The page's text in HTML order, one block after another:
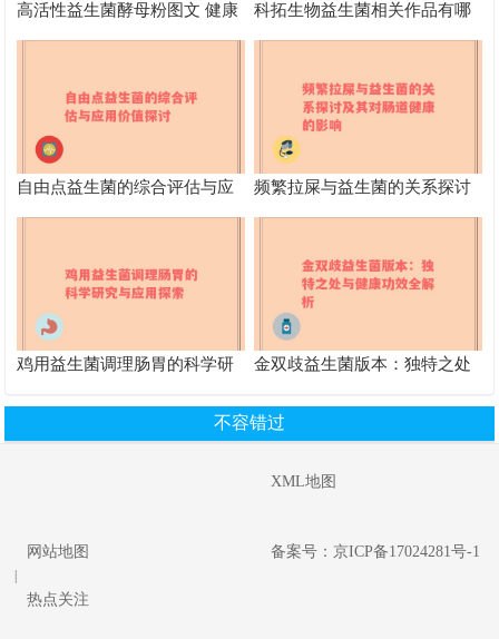
高活性益生菌酵母粉图文 健康
新选择营养丰富功效多
科拓生物益生菌相关作品有哪
些
自由点益生菌的综合评估与应
用价值探讨
频繁拉屎与益生菌的关系探讨
及其对肠道健康的影响
鸡用益生菌调理肠胃的科学研
金双歧益生菌版本：独特之处
不容错过
XML地图
网站地图
热点关注
备案号：京ICP备17024281号-1